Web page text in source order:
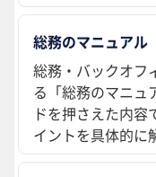
総務のマニュアル
総務・バックオフ
る「総務のマニュ
ドを押さえた内
イントを具体的に